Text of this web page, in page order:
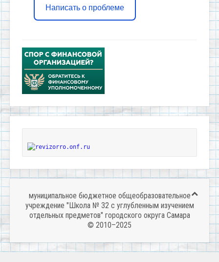
Написать о проблеме
муниципальное бюджетное общеобразовательное
учреждение "Школа № 32 с углубленным изучением
отдельных предметов" городского округа Самара
© 2010–2025